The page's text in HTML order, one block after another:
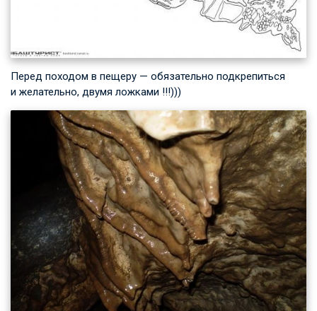
Перед походом в пещеру — обязательно подкрепиться
и желательно, двумя ложками !!!)))